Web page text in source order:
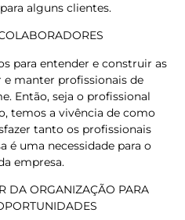
alguns clientes.
para entender e construir as
manter profissionais de
Então, seja o profissional
temos a vivência de como
tanto os profissionais
é uma necessidade para o
empresa.
DA ORGANIZAÇÃO PARA